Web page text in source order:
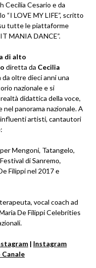
Cecilia Cesario e da
“I LOVE MY LIFE”, scritto
tutte le piattaforme
MANIA DANCE”.
di alto
diretta da Cecilia
da oltre dieci anni una
nazionale e si
didattica della voce,
panorama nazionale. A
influenti artisti, cantautori
Mengoni, Tatangelo,
di Sanremo,
Filippi nel 2017 e
vocal coach ad
De Filippi Celebrities
| Instagram